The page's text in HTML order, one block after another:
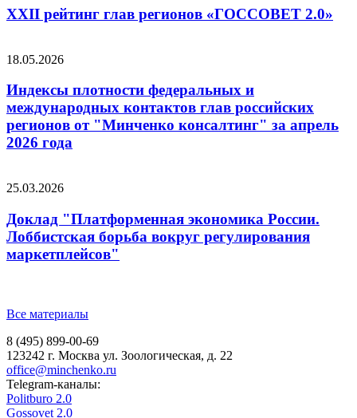
XXII рейтинг глав регионов «ГОССОВЕТ 2.0»
18.05.2026
Индексы плотности федеральных и
международных контактов глав российских
регионов от "Минченко консалтинг" за апрель
2026 года
25.03.2026
Доклад "Платформенная экономика России.
Лоббистская борьба вокруг регулирования
маркетплейсов"
Все материалы
8 (495) 899-00-69
123242 г. Москва ул. Зоологическая, д. 22
office@minchenko.ru
Telegram-каналы:
Politburo 2.0
Gossovet 2.0